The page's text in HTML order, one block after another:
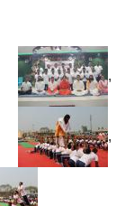
,
,